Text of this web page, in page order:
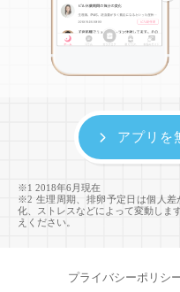
※1 2018年6月現在
※2 生理周期、排卵予定日は個人差
化、ストレスなどによって変動しま
えください。
アプリを
プライバシーポリシ